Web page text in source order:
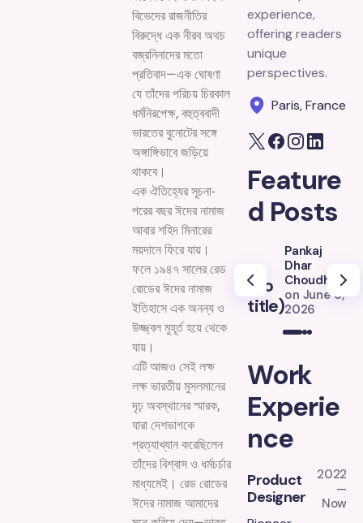
বিভেদের রাজনীতির
বিরুদ্ধে এক নীরব অথচ
বজ্রনিনাদের মতো
প্রতিবাদ—এক ঘোষণা
যে তাঁদের পরিচয় চিরকাল
ধর্মনিরপেক্ষ, বহুত্ববাদী
ভারতের বুনোটের সঙ্গে
অঙ্গাঙ্গিভাবে জড়িয়ে
থাকবে।
এক ঐতিহ্যের সূচনা-
পরের বছর ঈদের নামাজ
আবার শহিদ মিনারের
ময়দানে ফিরে যায়।
ফলে ১৯৪৭ সালের রেড
রোডের ঈদের নামাজ
ইতিহাসে এক অনন্য ও
উজ্জ্বল মুহূর্ত হয়ে থেকে
যায়।
এটি আজও সেই লক্ষ
লক্ষ ভারতীয় মুসলমানের
দৃঢ় অবস্থানের স্মারক,
যারা দেশভাগকে
প্রত্যাখ্যান করেছিলেন
তাঁদের বিশ্বাস ও ধর্মচর্চার
মাধ্যমেই। রেড রোডের
ঈদের নামাজ আমাদের
experience,
offering readers
unique
perspectives.
Paris, France
Feature
d Posts
(no
title)
Pankaj
Dhar
Choudhury
on June 8,
2026
Work
Experie
nce
Product
Designer
2022
—
Now